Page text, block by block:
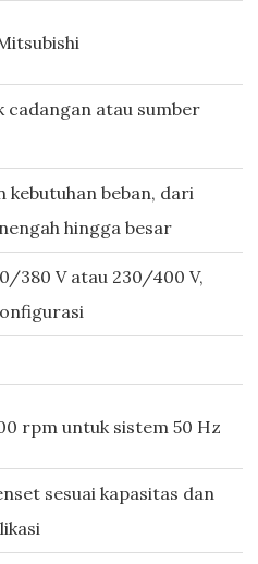
cadangan atau sumber
kebutuhan beban, dari
hingga besar
380 V atau 230/400 V,
rpm untuk sistem 50 Hz
sesuai kapasitas dan